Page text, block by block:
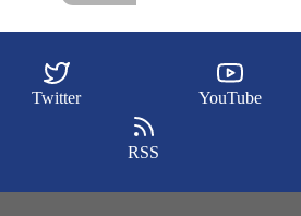
Twitter YouTube
RSS